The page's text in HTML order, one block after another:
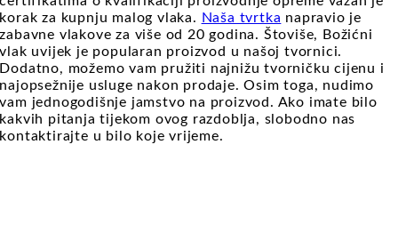
korak za kupnju malog vlaka. Naša tvrtka napravio je
zabavne vlakove za više od 20 godina. Štoviše, Božićni
vlak uvijek je popularan proizvod u našoj tvornici.
Dodatno, možemo vam pružiti najnižu tvorničku cijenu i
najopsežnije usluge nakon prodaje. Osim toga, nudimo
vam jednogodišnje jamstvo na proizvod. Ako imate bilo
kakvih pitanja tijekom ovog razdoblja, slobodno nas
kontaktirajte u bilo koje vrijeme.